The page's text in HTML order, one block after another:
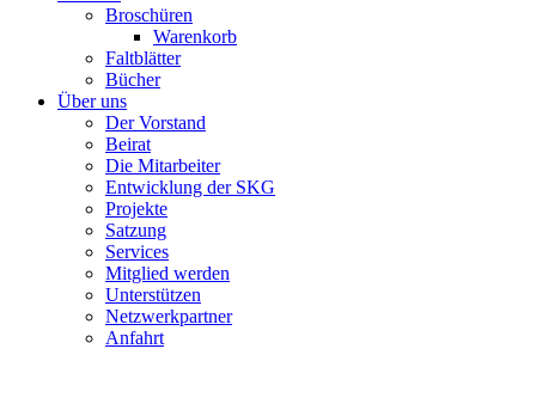
Broschüren
Warenkorb
Faltblätter
Bücher
Über uns
Der Vorstand
Beirat
Die Mitarbeiter
Entwicklung der SKG
Projekte
Satzung
Services
Mitglied werden
Unterstützen
Netzwerkpartner
Anfahrt